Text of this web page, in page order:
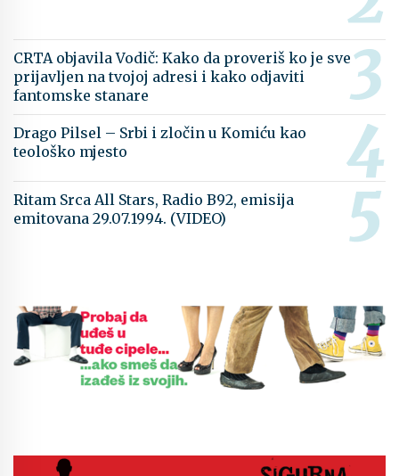
CRTA objavila Vodič: Kako da proveriš ko je sve
prijavljen na tvojoj adresi i kako odjaviti
fantomske stanare
Drago Pilsel – Srbi i zločin u Komiću kao
teološko mjesto
Ritam Srca All Stars, Radio B92, emisija
emitovana 29.07.1994. (VIDEO)